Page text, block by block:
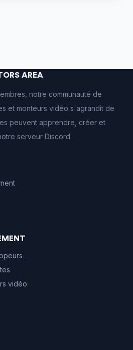
AREA
notre communauté de
et monteurs vidéo s'agrandit de
peuvent apprendre, créer et
serveur Discord.
vidéo